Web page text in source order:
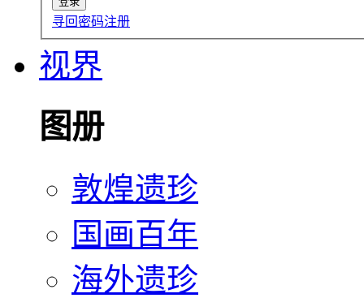
寻回密码注册
视界
图册
敦煌遗珍
国画百年
海外遗珍